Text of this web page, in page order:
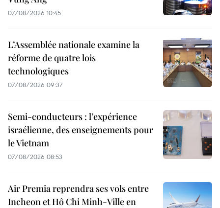
07/08/2026 10:45
L’Assemblée nationale examine la
réforme de quatre lois
technologiques
07/08/2026 09:37
Semi-conducteurs : l’expérience
israélienne, des enseignements pour
le Vietnam
07/08/2026 08:53
Air Premia reprendra ses vols entre
Incheon et Hô Chi Minh-Ville en